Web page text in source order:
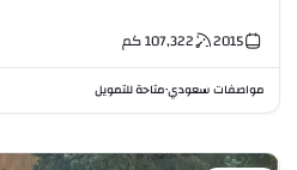
2015
107,322كم
مواصفات سعودي•متاحة للتمويل